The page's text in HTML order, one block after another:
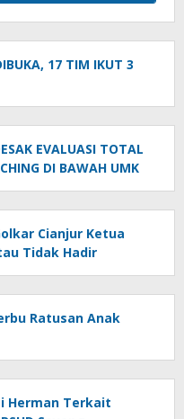
17 TIM IKUT 3
EVALUASI TOTAL
DI BAWAH UMK
Cianjur Ketua
Tidak Hadir
Ratusan Anak
Herman Terkait